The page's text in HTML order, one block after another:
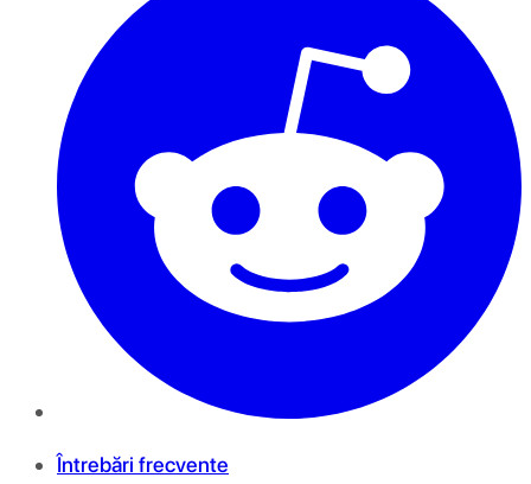
Întrebări frecvente